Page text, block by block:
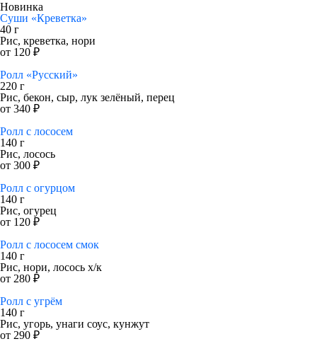
Новинка
Суши «Креветка»
40 г
Рис, креветка, нори
от 120 ₽
Ролл «Русский»
220 г
Рис, бекон, сыр, лук зелёный, перец
от 340 ₽
Ролл с лососем
140 г
Рис, лосось
от 300 ₽
Ролл с огурцом
140 г
Рис, огурец
от 120 ₽
Ролл с лососем смок
140 г
Рис, нори, лосось х/к
от 280 ₽
Ролл с угрём
140 г
Рис, угорь, унаги соус, кунжут
от 290 ₽